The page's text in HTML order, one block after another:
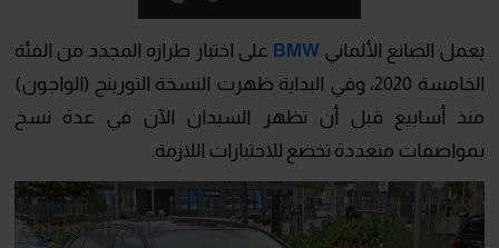
يعمل الصانع الألماني BMW على اختبار طرازه المجدد من الفئة
الخامسة 2020، وفي البداية ظهرت النسخة التورينج (الواجون)
منذ أسابيع قبل أن تظهر السيدان الآن في عدة نسخ
بمواصفات متعددة تخضع للاختبارات اللازمة.